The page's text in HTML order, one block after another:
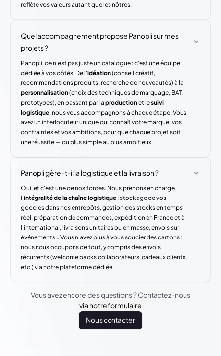
reflète vos valeurs autant que les nôtres.
Quel accompagnement propose Panopli sur mes
projets ?
Panopli, ce n'est pas juste un catalogue : c'est une équipe
dédiée à vos côtés. De l'idéation(conseil créatif,
recommandations produits, recherche de nouveautés) à la
personnalisation(choix des techniques de marquage, BAT,
prototypes), en passant par laproductionet lesuivi
logistique, nous vous accompagnons à chaque étape. Vous
avez un interlocuteur unique qui connaît votre marque, vos
contraintes et vos ambitions, pour que chaque projet soit
une réussite — du plus simple au plus ambitieux.
Panopli gère-t-il la logistique et la livraison ?
Oui, et c'est une de nos forces. Nous prenons en charge
l'intégralité de la chaîne logistique : stockage de vos
goodies dans nos entrepôts, gestion des stocks en temps
réel, préparation de commandes, expédition en France et à
l'international, livraisons unitaires ou en masse, envois sur
événements… Vous n'avez plus à vous soucier des cartons :
nous nous occupons de tout, y compris des envois
récurrents (welcome packs collaborateurs, cadeaux clients,
etc.) via notre plateforme dédiée.
Vous avez encore des questions ? Contactez-nous
via notre formulaire
Nous contacter